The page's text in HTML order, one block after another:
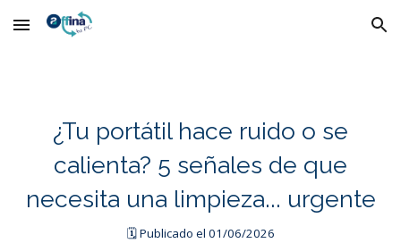
Skip to main content Skip to navigation
¿Tu portátil hace ruido o se
calienta? 5 señales de que
necesita una limpieza... urgente
🗓️ Publicado el 01/06/2026